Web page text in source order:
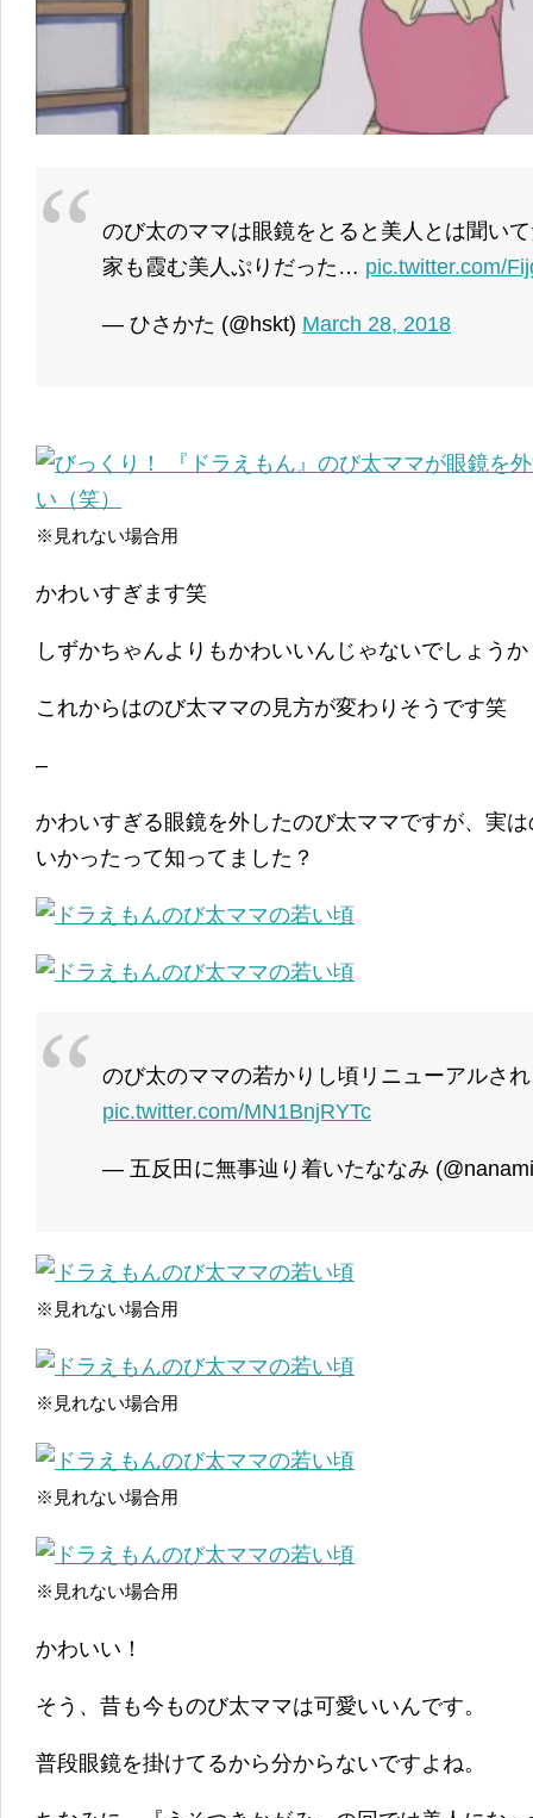
のび太のママは眼鏡をとると美人とは聞い
家も霞む美人ぷりだった… pic.twitter.com/
— ひさかた (@hskt) March 28, 2018
※見れない場合用
かわいすぎます笑
しずかちゃんよりもかわいいんじゃないでしょうか
これからはのび太ママの見方が変わりそうです笑
–
かわいすぎる眼鏡を外したのび太ママですが、実
いかったって知ってました？
のび太のママの若かりし頃リニューアルさ
pic.twitter.com/MN1BnjRYTc
— 五反田に無事辿り着いたななみ
※見れない場合用
※見れない場合用
※見れない場合用
※見れない場合用
かわいい！
そう、昔も今ものび太ママは可愛いいんです。
普段眼鏡を掛けてるから分からないですよね。